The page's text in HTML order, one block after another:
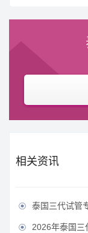
相关资讯
 泰国三代试管
 2026年泰国三